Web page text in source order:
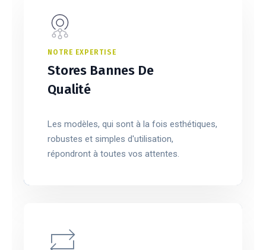
NOTRE EXPERTISE
Stores Bannes De
Qualité
Les modèles, qui sont à la fois esthétiques,
robustes et simples d'utilisation,
répondront à toutes vos attentes.